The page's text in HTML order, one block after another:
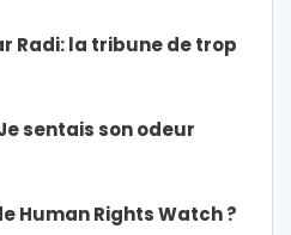
Radi: la tribune de trop
sentais son odeur
Human Rights Watch ?